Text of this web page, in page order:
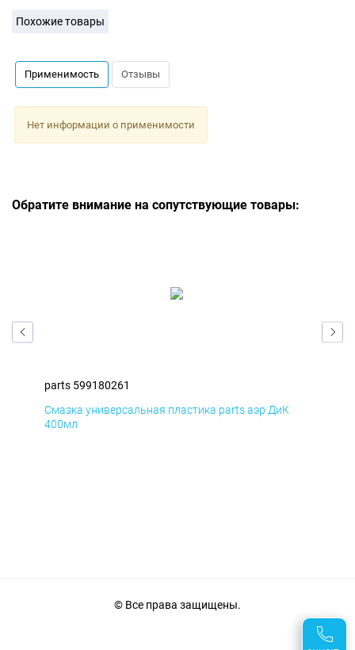
Похожие товары
Применимость Отзывы
Нет информации о применимости
Обратите внимание на сопутствующие товары:
parts 599180261
Смазка универсальная пластика parts аэр ДиК
400мл
© Все права защищены.